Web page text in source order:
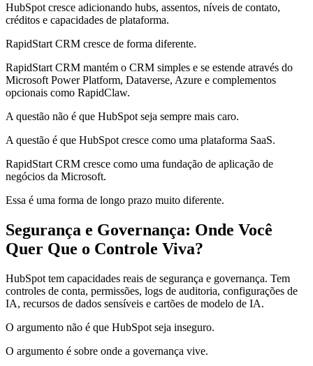
HubSpot cresce adicionando hubs, assentos, níveis de contato,
créditos e capacidades de plataforma.
RapidStart CRM cresce de forma diferente.
RapidStart CRM mantém o CRM simples e se estende através do
Microsoft Power Platform, Dataverse, Azure e complementos
opcionais como RapidClaw.
A questão não é que HubSpot seja sempre mais caro.
A questão é que HubSpot cresce como uma plataforma SaaS.
RapidStart CRM cresce como uma fundação de aplicação de
negócios da Microsoft.
Essa é uma forma de longo prazo muito diferente.
Segurança e Governança: Onde Você
Quer Que o Controle Viva?
HubSpot tem capacidades reais de segurança e governança. Tem
controles de conta, permissões, logs de auditoria, configurações de
IA, recursos de dados sensíveis e cartões de modelo de IA.
O argumento não é que HubSpot seja inseguro.
O argumento é sobre onde a governança vive.